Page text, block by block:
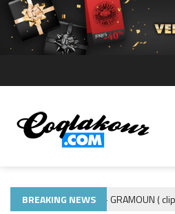
BREAKING NEWS
974 ADE440 – GRAMOUN ( clip officiel )